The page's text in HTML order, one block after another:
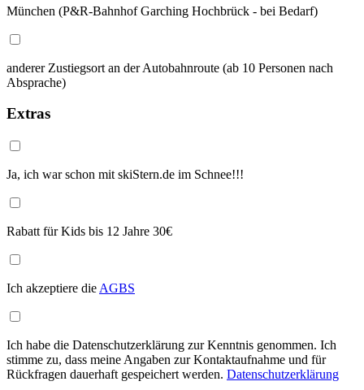
München (P&R-Bahnhof Garching Hochbrück - bei Bedarf)
anderer Zustiegsort an der Autobahnroute (ab 10 Personen nach
Absprache)
Extras
Ja, ich war schon mit skiStern.de im Schnee!!!
Rabatt für Kids bis 12 Jahre 30€
Ich akzeptiere die AGBS
Ich habe die Datenschutzerklärung zur Kenntnis genommen. Ich
stimme zu, dass meine Angaben zur Kontaktaufnahme und für
Rückfragen dauerhaft gespeichert werden. Datenschutzerklärung